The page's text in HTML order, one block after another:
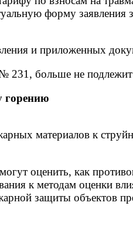
форму
и приложенных
№ 231, больше не
горению
материалов к
оценить, как
к методам оценки
защиты объектов